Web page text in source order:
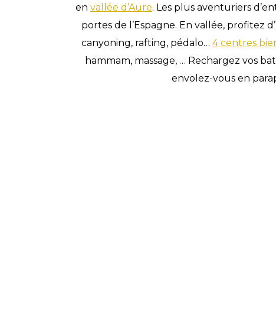
en vallée d’Aure. Les plus aventuriers
portes de l’Espagne. En vallée, profitez
canyoning, rafting, pédalo… 4 centres
hammam, massage, … Rechargez vos
envolez-vous en